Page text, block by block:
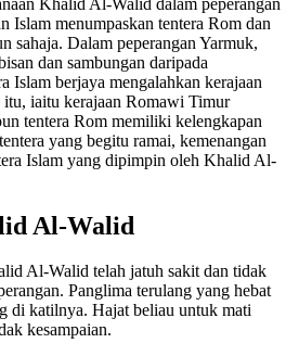
Islam menumpaskan tentera Rom dan
sahaja. Dalam peperangan Yarmuk,
dan sambungan daripada
Islam berjaya mengalahkan kerajaan
itu, iaitu kerajaan Romawi Timur
tentera Rom memiliki kelengkapan
yang begitu ramai, kemenangan
Islam yang dipimpin oleh Khalid Al-
Al-Walid
Al-Walid telah jatuh sakit dan tidak
Panglima terulang yang hebat
di katilnya. Hajat beliau untuk mati
kesampaian.